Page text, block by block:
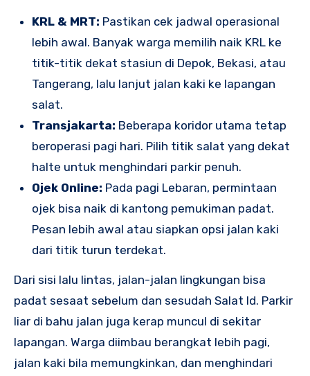
KRL & MRT: Pastikan cek jadwal operasional
lebih awal. Banyak warga memilih naik KRL ke
titik-titik dekat stasiun di Depok, Bekasi, atau
Tangerang, lalu lanjut jalan kaki ke lapangan
salat.
Transjakarta: Beberapa koridor utama tetap
beroperasi pagi hari. Pilih titik salat yang dekat
halte untuk menghindari parkir penuh.
Ojek Online: Pada pagi Lebaran, permintaan
ojek bisa naik di kantong pemukiman padat.
Pesan lebih awal atau siapkan opsi jalan kaki
dari titik turun terdekat.
Dari sisi lalu lintas, jalan-jalan lingkungan bisa
padat sesaat sebelum dan sesudah Salat Id. Parkir
liar di bahu jalan juga kerap muncul di sekitar
lapangan. Warga diimbau berangkat lebih pagi,
jalan kaki bila memungkinkan, dan menghindari